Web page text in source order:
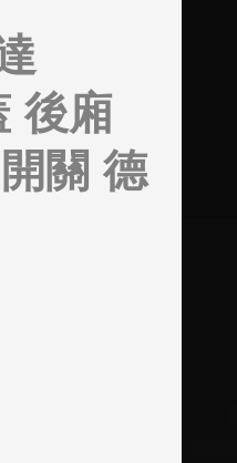
後廂
關 德